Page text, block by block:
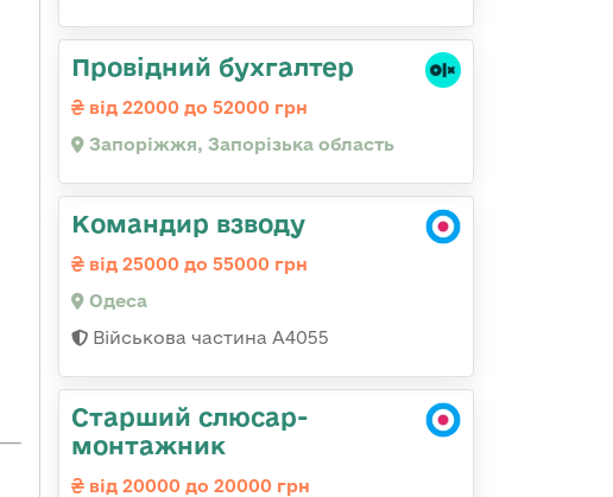
Провідний бухгалтер
від 22000 до 52000 грн
Запоріжжя, Запорізька область
Командир взводу
від 25000 до 55000 грн
Одеса
Військова частина А4055
Старший слюсар-
монтажник
від 20000 до 20000 грн